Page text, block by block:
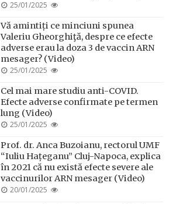
POSTED
25/01/2025
Vă amintiți ce minciuni spunea
Valeriu Gheorghiţă, despre ce efecte
adverse erau la doza 3 de vaccin ARN
mesager? (Video)
POSTED
25/01/2025
Cel mai mare studiu anti-COVID.
Efecte adverse confirmate pe termen
lung (Video)
POSTED
25/01/2025
Prof. dr. Anca Buzoianu, rectorul UMF
“Iuliu Hațeganu” Cluj-Napoca, explica
în 2021 că nu există efecte severe ale
vaccinurilor ARN mesager (Video)
POSTED
20/01/2025